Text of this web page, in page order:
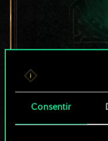
Consentir
Por